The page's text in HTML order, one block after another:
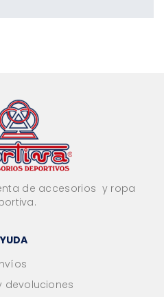
de accesorios y ropa
devoluciones